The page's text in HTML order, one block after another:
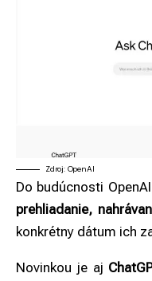
Zdroj: OpenAI
Do budúcnosti
prehliadanie,
konkrétny dátum ich
Novinkou je aj